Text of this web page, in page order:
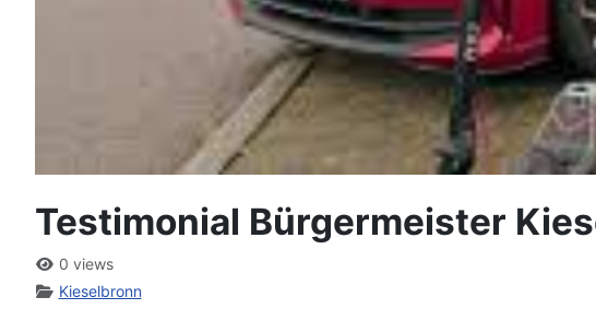
Testimonial Bürgermeister
0 views
Kieselbronn